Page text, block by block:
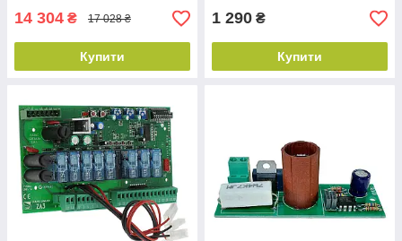
14 304 ₴ 17 028 ₴
Купити
1 290 ₴
Купити